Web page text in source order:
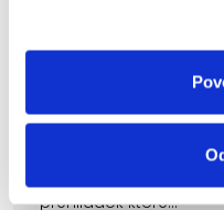
Dokumentácia
prehliadok ktoré...